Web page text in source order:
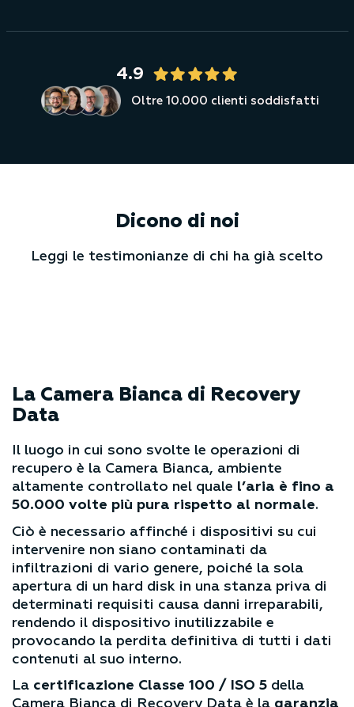
4.9
La Camera Bianca
di Recovery
Il luogo in cui sono svolte le operazioni di
recupero è la Camera Bianca, ambiente
altamente controllato nel quale l’aria è fino a
Ciò è necessario affinché i dispositivi su cui
intervenire non siano contaminati da
infiltrazioni di vario genere, poiché la sola
apertura di un hard disk in una stanza priva di
determinati requisiti causa danni irreparabili,
rendendo il dispositivo inutilizzabile e
provocando la perdita definitiva di tutti i dati
Lacertificazione Classe 100 / ISO 5della